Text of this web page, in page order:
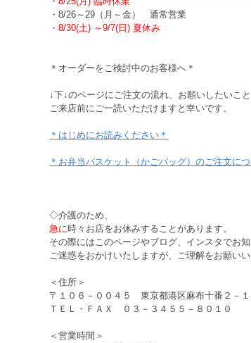
・8/26～29（月～金） 通常営業
・8/30(土) ～9/7(日) 夏休み
＊オーダーをご検討中のお客様へ＊
↓下↓のページにご注文の流れ、お願いしたいこ
ご来店前にご一読いただけますと幸いです。
＊はじめにお読みください＊
＊お弁当バスケット（かごバッグ）のご注文につ
◇介護のため、
急に時々お店をお休みすることがあります。
その際にはこのページやブログ、インスタでお知
ご迷惑をおかけいたしますが、ご理解をお願い
＜住所＞
〒１０６－００４５ 東京都港区麻布十番２－
ＴＥＬ・ＦＡＸ ０３－３４５５－８０１０
＜営業時間＞